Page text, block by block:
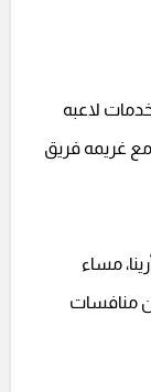
خدمات لاعبه
مع غريمه فريق
مساء
منافسات